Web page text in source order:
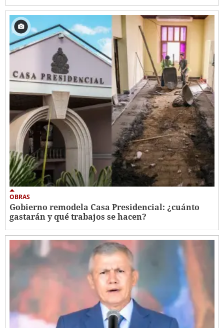
OBRAS
Gobierno remodela Casa Presidencial: ¿cuánto
gastarán y qué trabajos se hacen?